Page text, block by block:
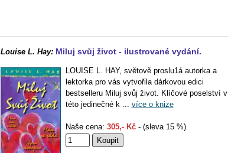
Louise L. Hay: Miluj svůj život - ilustrované vydání.
LOUISE L. HAY, světově proslu1á autorka a
lektorka pro vás vytvořila dárkovou edici
bestselleru Miluj svůj život. Klíčové poselství v
této jedinečné k ... více o knize
Naše cena: 305,- Kč- (sleva 15 %)